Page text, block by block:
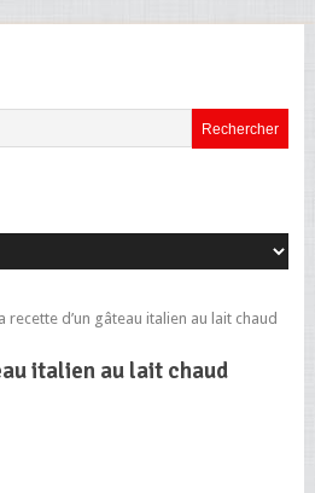
recette d’un gâteau italien au lait chaud
italien au lait chaud